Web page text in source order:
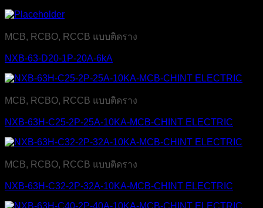
MCB, RCBO, RCCB แบบติดราง
NXB-63-D20-1P-20A-6kA
MCB, RCBO, RCCB แบบติดราง
NXB-63H-C25-2P-25A-10KA-MCB-CHINT ELECTRIC
MCB, RCBO, RCCB แบบติดราง
NXB-63H-C32-2P-32A-10KA-MCB-CHINT ELECTRIC